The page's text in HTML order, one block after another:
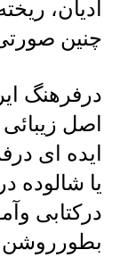
ادیان،
چنین
درفرهنگ
اصل
ایده ای
یا شالوده
درکتابی